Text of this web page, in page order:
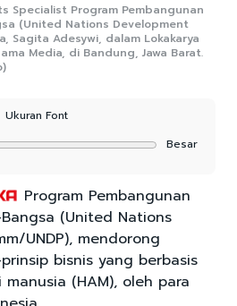
Specialist Program Pembangunan
(United Nations Development
Sagita Adesywi, dalam Lokakarya
Media, di Bandung, Jawa Barat.
Ukuran Font
Besar
Program Pembangunan
(United Nations
UNDP), mendorong
bisnis yang berbasis
(HAM), oleh para